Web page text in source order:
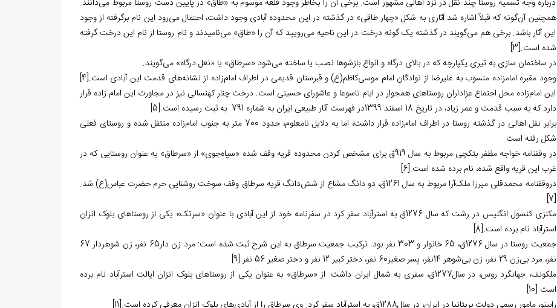
درباره وجه تسمیه روستا چند نقل در نزد اهالی مشهور است. برخی آن را بخاطر وجود قلعه موسوم به «طاق» در پایین دست روستا ‏مربوط می‏‌دانند.
همچنین آن‌گونه که قبلاً اشاره شد آثاری به شکل «چهار طاقی» در گذشته در این محدوده آبادی وجود داشت، احتمال می‌‏رود این نام برگرفته از وجود
این آثار باشد. برخی هم می‏‌گویند در گذشته یک گونه درخت در این ناحیه می‏‌رویید که آن را «طاق» می‏‌نامیدند و نام روستا از نام این درخت گرفته
شده است.[3]
در ساختمان سازی به تیری یکپارچه‌ که در بالای درگاه و انواع بازشوها نصب یا ساخته می‌‏‏شود «سرطاق» یا «نعل درگاه» می‏‌گویند.
وجود مقبره امام‏زاده منسوب به علیرضا از نوادگان امام موسی‏‌کاظم(ع) و قبرستان قدیمی در اطراف امام‌زاده از نشانه‌‏های قدمت این‏ آبادی است.[4]
این امام‌زاده محل اجتماع عزاداران روستاهای همجوار در ایام تاسوعا و عاشورای حسینی است. درخت چنار کهنسالی نیز در مجاورت این امام زاده قرار
دارد که به سبب قدمت و عمر زیاد، در تاریخ 18 اسفند 1399در فهرست آثار طبیعی ایران به شماره
791 به ثبت رسیده است.[5]
برابر نقل اهالی در گذشته روستا در اطراف امام‌زاده قرار داشت، اما به دلایل نامعلوم، حدود 700 متر به جنوب امام‌زاده منتقل شده و روستای فعلی
شکل رفته است.
در وقفنامه خواجه مظفر بتکچی مربوط به سال 919ق برای مشخص کردن محدوده قریه وقف شده «سیاه‏‌جوی» از «سرطاق» به عنوان روستایی که در
غرب این قریه واقع شده، نام برده شده است.[6]
دروقفنامه محمدقلی میرزا ملک‏‌آرا مربوط به سال 1261ق، دو دانگ مشاع از شش‌دانگ قریه سرطاق وقف سوخت روشنایی حرم حضرت عباس(ع) شد.
[7]
مکنزی کنسول انگلیس در رشت که سال 1276ق به استرآباد سفر کرد در سفرنامه خود از این آبادی با عنوان «سرتک» یکی از روستاهای بلوک انزان
استرآباد نام برده است.[8]
جمعیت روستا در سال 1276ق، 65 خانوار و 303 نفر بود. ترکیب جمعیت سرطاق به این شرح ثبت شده است: مرد زن دار65 نفر، زن شوهردار 67
نفر، مرد بی‌زن 29 نفر، زن بی‌شوهر 14نفر، پسر صغیر60 نفر، دختر کبیر 12 نفر و دختر صغیر 56 نفر.
[9]
ملکونف، جهانگرد روس، در سال1277ق، سفری به شمال ایران داشت. از «سرطاق» به عنوان یکی از روستاهای بلوک انزان ایالت استرآباد نام برده
‌است.[10]
رابینو، مامور رسمی دولت بریتانیا در ایران، در سال1288ق، به استرآباد سفر کرد. وی سرطاق را از آبادی‌‏های بلوک انزان معرفی کرده است.
[11]